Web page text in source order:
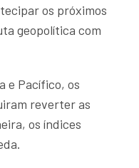
os próximos
geopolítica com
e Pacífico, os
reverter as
os índices